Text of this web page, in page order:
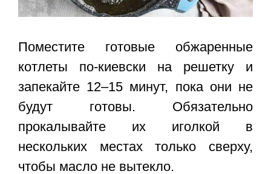
Поместите готовые обжаренные
котлеты по-киевски на решетку и
запекайте 12–15 минут, пока они не
будут готовы. Обязательно
прокалывайте их иголкой в
нескольких местах только сверху,
чтобы масло не вытекло.